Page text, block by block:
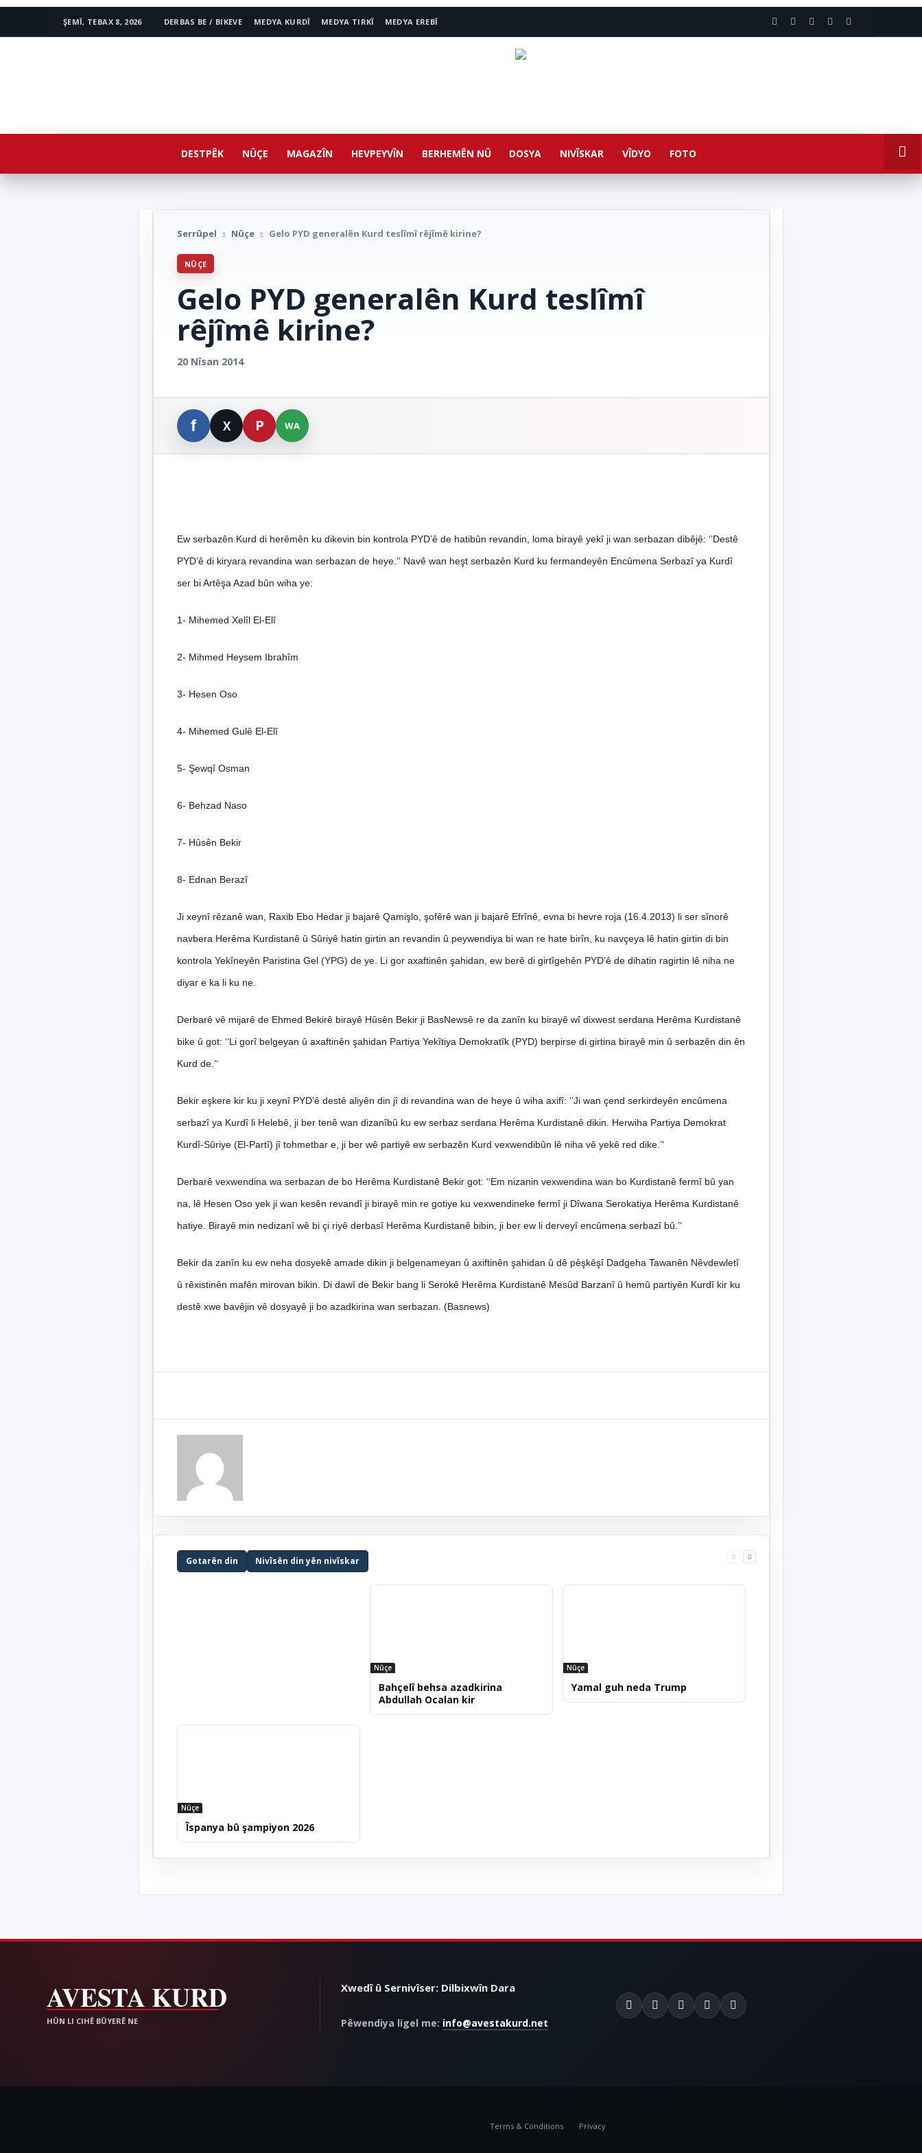
ŞEMÎ, TEBAX 8, 2026 DERBAS BE / BIKEVE MEDYA KURDÎ MEDYA TIRKÎ MEDYA EREBÎ
DESTPÊK NÛÇE MAGAZÎN HEVPEYVÎN BERHEMÊN NÛ DOSYA NIVÎSKAR VÎDYO FOTO
Serrûpel Nûçe Gelo PYD generalên Kurd teslîmî rêjîmê kirine?
NÛÇE
Gelo PYD generalên Kurd teslîmî
rêjîmê kirine?
20 Nîsan 2014
Ew serbazên Kurd di herêmên ku dikevin bin kontrola PYD’ê de hatibûn revandin, loma birayê yekî ji wan serbazan dibêjê: ‘’Destê
PYD’ê di kiryara revandina wan serbazan de heye.’‘ Navê wan heşt serbazên Kurd ku fermandeyên Encûmena Serbazî ya Kurdî
ser bi Artêşa Azad bûn wiha ye:
1- Mihemed Xelîl El-Elî
2- Mihmed Heysem Ibrahîm
3- Hesen Oso
4- Mihemed Gulê El-Elî
5- Şewqî Osman
6- Behzad Naso
7- Hûsên Bekir
8- Ednan Berazî
Ji xeynî rêzanê wan, Raxib Ebo Hedar ji bajarê Qamişlo, şofêrê wan ji bajarê Efrînê, evna bi hevre roja (16.4.2013) li ser sînorê
navbera Herêma Kurdistanê û Sûriyê hatin girtin an revandin û peywendiya bi wan re hate birîn, ku navçeya lê hatin girtin di bin
kontrola Yekîneyên Paristina Gel (YPG) de ye. Li gor axaftinên şahidan, ew berê di girtîgehên PYD’ê de dihatin ragirtin lê niha ne
diyar e ka li ku ne.
Derbarê vê mijarê de Ehmed Bekirê birayê Hûsên Bekir ji BasNewsê re da zanîn ku birayê wî dixwest serdana Herêma Kurdistanê
bike û got: ‘‘Li gorî belgeyan û axaftinên şahidan Partiya Yekîtiya Demokratîk (PYD) berpirse di girtina birayê min û serbazên din ên
Kurd de.’‘
Bekir eşkere kir ku ji xeynî PYD’ê destê aliyên din jî di revandina wan de heye û wiha axifî: ‘’Ji wan çend serkirdeyên encûmena
serbazî ya Kurdî li Helebê, ji ber tenê wan dizanîbû ku ew serbaz serdana Herêma Kurdistanê dikin. Herwiha Partiya Demokrat
Kurdî-Sûriye (El-Partî) jî tohmetbar e, ji ber wê partiyê ew serbazên Kurd vexwendibûn lê niha vê yekê red dike.’‘
Derbarê vexwendina wa serbazan de bo Herêma Kurdistanê Bekir got: ‘‘Em nizanin vexwendina wan bo Kurdistanê fermî bû yan
na, lê Hesen Oso yek ji wan kesên revandî ji birayê min re gotiye ku vexwendineke fermî ji Dîwana Serokatiya Herêma Kurdistanê
hatiye. Birayê min nedizanî wê bi çi riyê derbasî Herêma Kurdistanê bibin, ji ber ew li derveyî encûmena serbazî bû.’‘
Bekir da zanîn ku ew neha dosyekê amade dikin ji belgenameyan û axiftinên şahidan û dê pêşkêşî Dadgeha Tawanên Nêvdewletî
û rêxistinên mafên mirovan bikin. Di dawî de Bekir bang li Serokê Herêma Kurdistanê Mesûd Barzanî û hemû partiyên Kurdî kir ku
destê xwe bavêjin vê dosyayê ji bo azadkirina wan serbazan. (Basnews)
Gotarên din Nivîsên din yên nivîskar
Nûçe
Bahçelî behsa azadkirina
Abdullah Ocalan kir
Nûçe
Yamal guh neda Trump
Nûçe
Îspanya bû şampiyon 2026
Xwedî û Sernivîser: Dilbixwîn Dara
Pêwendiya ligel me: info@avestakurd.net
Terms & Conditions Privacy